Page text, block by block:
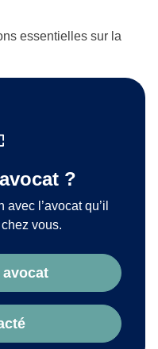
essentielles sur la
?
l’avocat qu’il
vous.